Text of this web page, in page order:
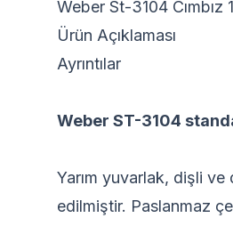
Weber St-3104 Cımbız
Ürün Açıklaması
Ayrıntılar
Weber ST-3104
Yarım yuvarlak, dişli ve
edilmiştir. Paslanmaz